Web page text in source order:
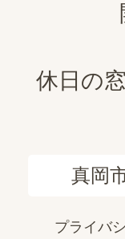
休日の
真岡
プライバ